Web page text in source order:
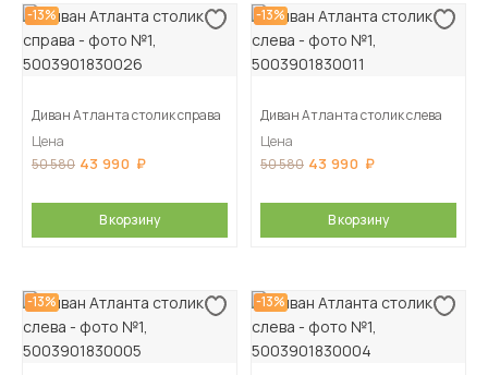
-13%
Диван Атланта столик справа
Цена
50 580 43 990
В корзину
-13%
Диван Атланта столик слева
Цена
50 580 43 990
В корзину
-13% -13%